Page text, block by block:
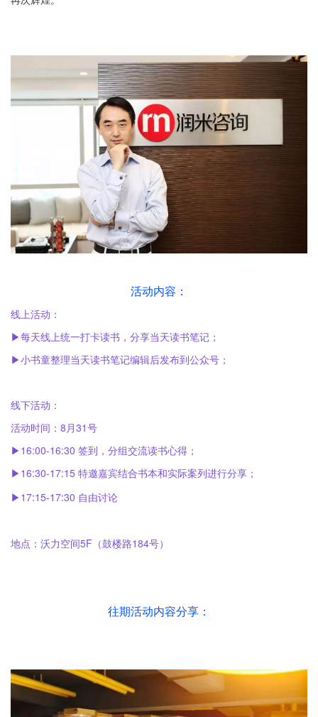
活动内容：
线上活动：
▶每天线上统一打卡读书，分享当天读书笔记；
▶小书童整理当天读书笔记编辑后发布到公众号；
线下活动：
活动时间：8月31号
▶16:00-16:30 签到，分组交流读书心得；
▶16:30-17:15 特邀嘉宾结合书本和实际案列进行分享；
▶17:15-17:30 自由讨论
地点：沃力空间5F（鼓楼路184号）
往期活动内容分享：